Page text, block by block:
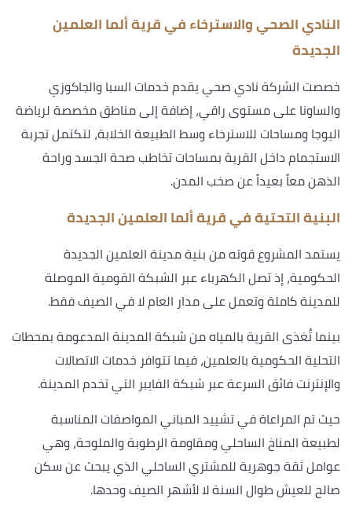
النادي الصحي والاسترخاء في قرية ألما العلمين
الجديدة
خصصت الشركة نادي صحي يقدم خدمات السبا والجاكوزي
والساونا على مستوى راقي، إضافة إلى مناطق مخصصة لرياضة
اليوجا ومساحات للاسترخاء وسط الطبيعة الخلابة، لتكتمل تجربة
الاستجمام داخل القرية بمساحات تخاطب صحة الجسد وراحة
الذهن معاً بعيداً عن صخب المدن.
البنية التحتية في قرية ألما العلمين الجديدة
يستمد المشروع قوته من بنية مدينة العلمين الجديدة
الحكومية، إذ تصل الكهرباء عبر الشبكة القومية الموصلة
للمدينة كاملة وتعمل على مدار العام لا في الصيف فقط.
بينما تُغذى القرية بالمياه من شبكة المدينة المدعومة بمحطات
التحلية الحكومية بالعلمين، فيما تتوافر خدمات الاتصالات
والإنترنت فائق السرعة عبر شبكة الفايبر التي تخدم المدينة.
حيث تم المراعاة في تشييد المباني المواصفات المناسبة
لطبيعة المناخ الساحلي ومقاومة الرطوبة والملوحة، وهي
عوامل ثقة جوهرية للمشتري الساحلي الذي يبحث عن سكن
صالح للعيش طوال السنة لا لأشهر الصيف وحدها.